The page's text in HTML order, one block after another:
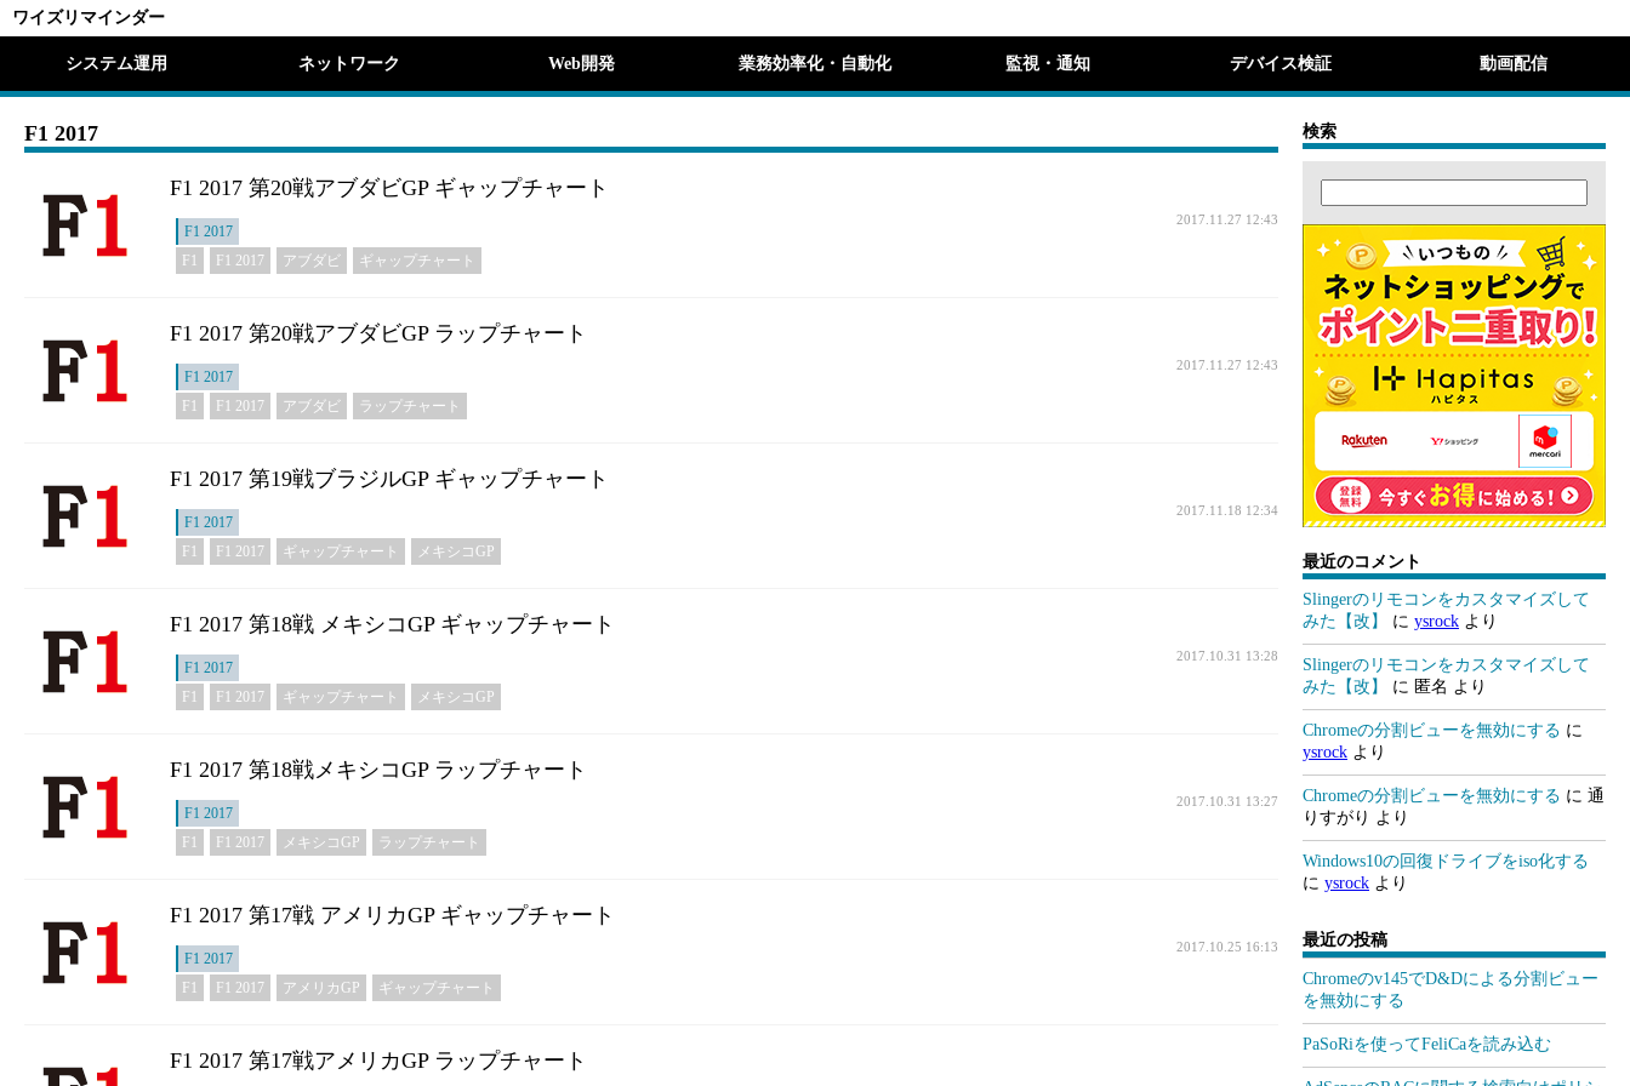
ワイズリマインダー
システム運用 ネットワーク Web開発 業務効率化・自動化 監視・通知 デバイス検証 動画配信
F1 2017
F1 2017 第20戦アブダビGP ギャップチャート
F1 2017
2017.11.27 12:43
F1 F1 2017 アブダビ ギャップチャート
F1 2017 第20戦アブダビGP ラップチャート
F1 2017
2017.11.27 12:43
F1 F1 2017 アブダビ ラップチャート
F1 2017 第19戦ブラジルGP ギャップチャート
F1 2017
2017.11.18 12:34
F1 F1 2017 ギャップチャート メキシコGP
F1 2017 第18戦 メキシコGP ギャップチャート
F1 2017
2017.10.31 13:28
F1 F1 2017 ギャップチャート メキシコGP
F1 2017 第18戦メキシコGP ラップチャート
F1 2017
2017.10.31 13:27
F1 F1 2017 メキシコGP ラップチャート
F1 2017 第17戦 アメリカGP ギャップチャート
F1 2017
2017.10.25 16:13
F1 F1 2017 アメリカGP ギャップチャート
F1 2017 第17戦アメリカGP ラップチャート
検索
最近のコメント
Slingerのリモコンをカスタマイズして
みた【改】
に ysrock より
Slingerのリモコンをカスタマイズして
みた【改】
に 匿名 より
Chromeの分割ビューを無効にする に
ysrock より
Chromeの分割ビューを無効にする に 通
りすがり より
Windows10の回復ドライブをiso化する
に ysrock より
最近の投稿
Chromeのv145でD&Dによる分割ビュー
を無効にする
PaSoRiを使ってFeliCaを読み込む